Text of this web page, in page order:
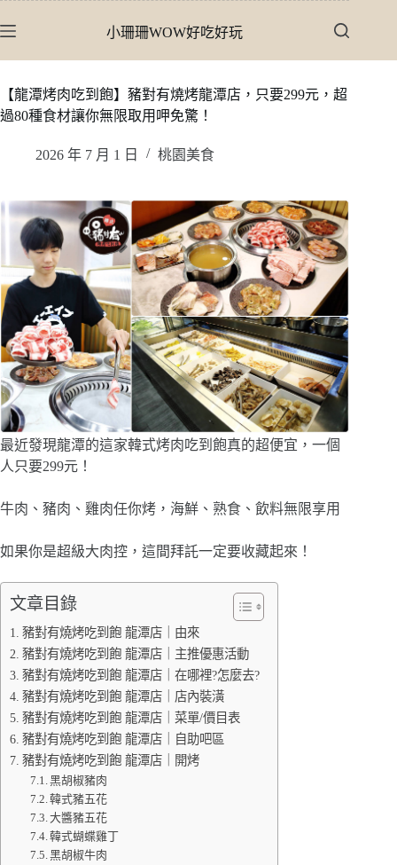
至
內
容
小珊珊WOW好吃好玩
【龍潭烤肉吃到飽】豬對有燒烤龍潭店，只要299元，超
過80種食材讓你無限取用呷免驚！
2026 年 7 月 1 日 桃園美食
最近發現龍潭的這家韓式烤肉吃到飽真的超便宜，一個
人只要299元！
牛肉、豬肉、雞肉任你烤，海鮮、熟食、飲料無限享用
如果你是超級大肉控，這間拜託一定要收藏起來！
文章目錄
豬對有燒烤吃到飽 龍潭店｜由來
豬對有燒烤吃到飽 龍潭店｜主推優惠活動
豬對有燒烤吃到飽 龍潭店｜在哪裡?怎麼去?
豬對有燒烤吃到飽 龍潭店｜店內裝潢
豬對有燒烤吃到飽 龍潭店｜菜單/價目表
豬對有燒烤吃到飽 龍潭店｜自助吧區
豬對有燒烤吃到飽 龍潭店｜開烤
黑胡椒豬肉
韓式豬五花
大醬豬五花
韓式蝴蝶雞丁
黑胡椒牛肉